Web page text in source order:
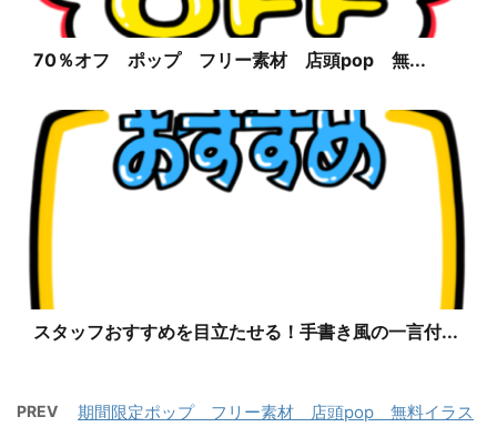
70％オフ ポップ フリー素材 店頭pop 無...
スタッフおすすめを目立たせる！手書き風の一言付...
PREV
期間限定ポップ フリー素材 店頭pop 無料イラス